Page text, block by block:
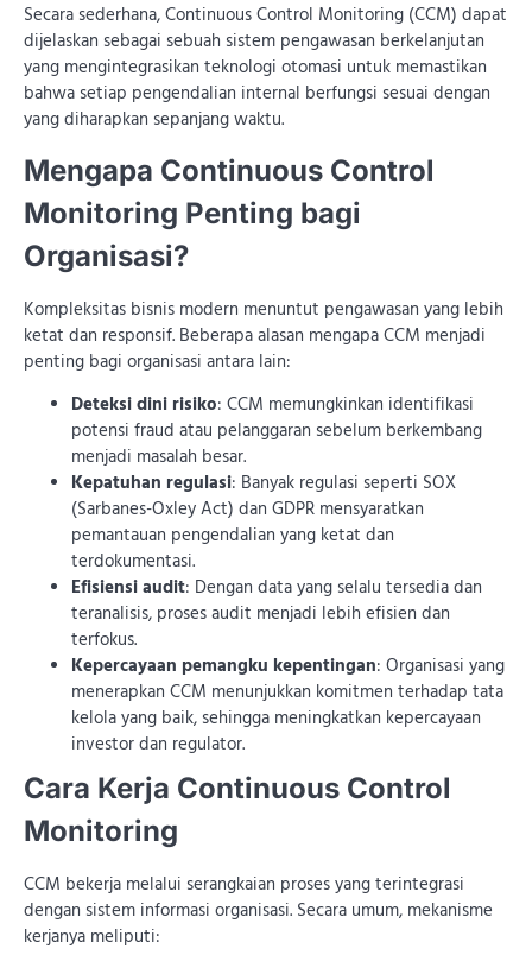
Secara sederhana, Continuous Control Monitoring (CCM) dapat
dijelaskan sebagai sebuah sistem pengawasan berkelanjutan
yang mengintegrasikan teknologi otomasi untuk memastikan
bahwa setiap pengendalian internal berfungsi sesuai dengan
yang diharapkan sepanjang waktu.
Mengapa Continuous Control
Monitoring Penting bagi
Organisasi?
Kompleksitas bisnis modern menuntut pengawasan yang lebih
ketat dan responsif. Beberapa alasan mengapa CCM menjadi
penting bagi organisasi antara lain:
Deteksi dini risiko: CCM memungkinkan identifikasi
potensi fraud atau pelanggaran sebelum berkembang
menjadi masalah besar.
Kepatuhan regulasi: Banyak regulasi seperti SOX
(Sarbanes-Oxley Act) dan GDPR mensyaratkan
pemantauan pengendalian yang ketat dan
terdokumentasi.
Efisiensi audit: Dengan data yang selalu tersedia dan
teranalisis, proses audit menjadi lebih efisien dan
terfokus.
Kepercayaan pemangku kepentingan: Organisasi yang
menerapkan CCM menunjukkan komitmen terhadap tata
kelola yang baik, sehingga meningkatkan kepercayaan
investor dan regulator.
Cara Kerja Continuous Control
Monitoring
CCM bekerja melalui serangkaian proses yang terintegrasi
dengan sistem informasi organisasi. Secara umum, mekanisme
kerjanya meliputi: